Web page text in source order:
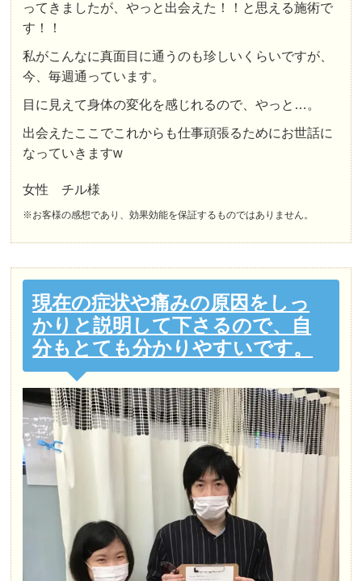
ってきましたが、やっと出会えた！！と思える施術で
す！！
私がこんなに真面目に通うのも珍しいくらいですが、
今、毎週通っています。
目に見えて身体の変化を感じれるので、やっと…。
出会えたここでこれからも仕事頑張るためにお世話に
なっていきますw
女性 チル様
※お客様の感想であり、効果効能を保証するものではありません。
現在の症状や痛みの原因をしっ
かりと説明して下さるので、自
分もとても分かりやすいです。